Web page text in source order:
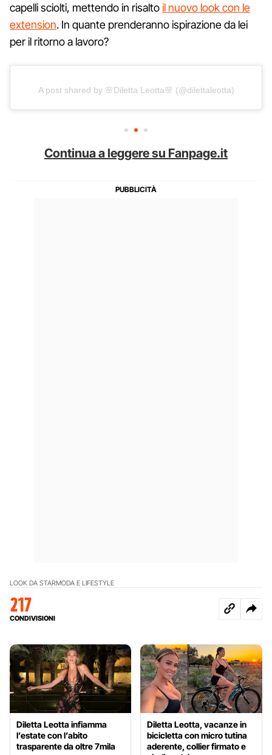
capelli sciolti, mettendo in risaltoil nuovo look con le
extension. In quante prenderanno ispirazione da lei
per il ritorno a lavoro?
A post shared by 🌸Diletta Leotta🌸 (@dilettaleotta)
Continua a leggere su Fanpage.it
LOOK DA STARMODA E LIFESTYLE
217
CONDIVISIONI
Diletta Leotta infiamma
l’estate con l’abito
trasparente da oltre 7mila
Diletta Leotta, vacanze in
bicicletta con micro tutina
aderente, collier firmato e